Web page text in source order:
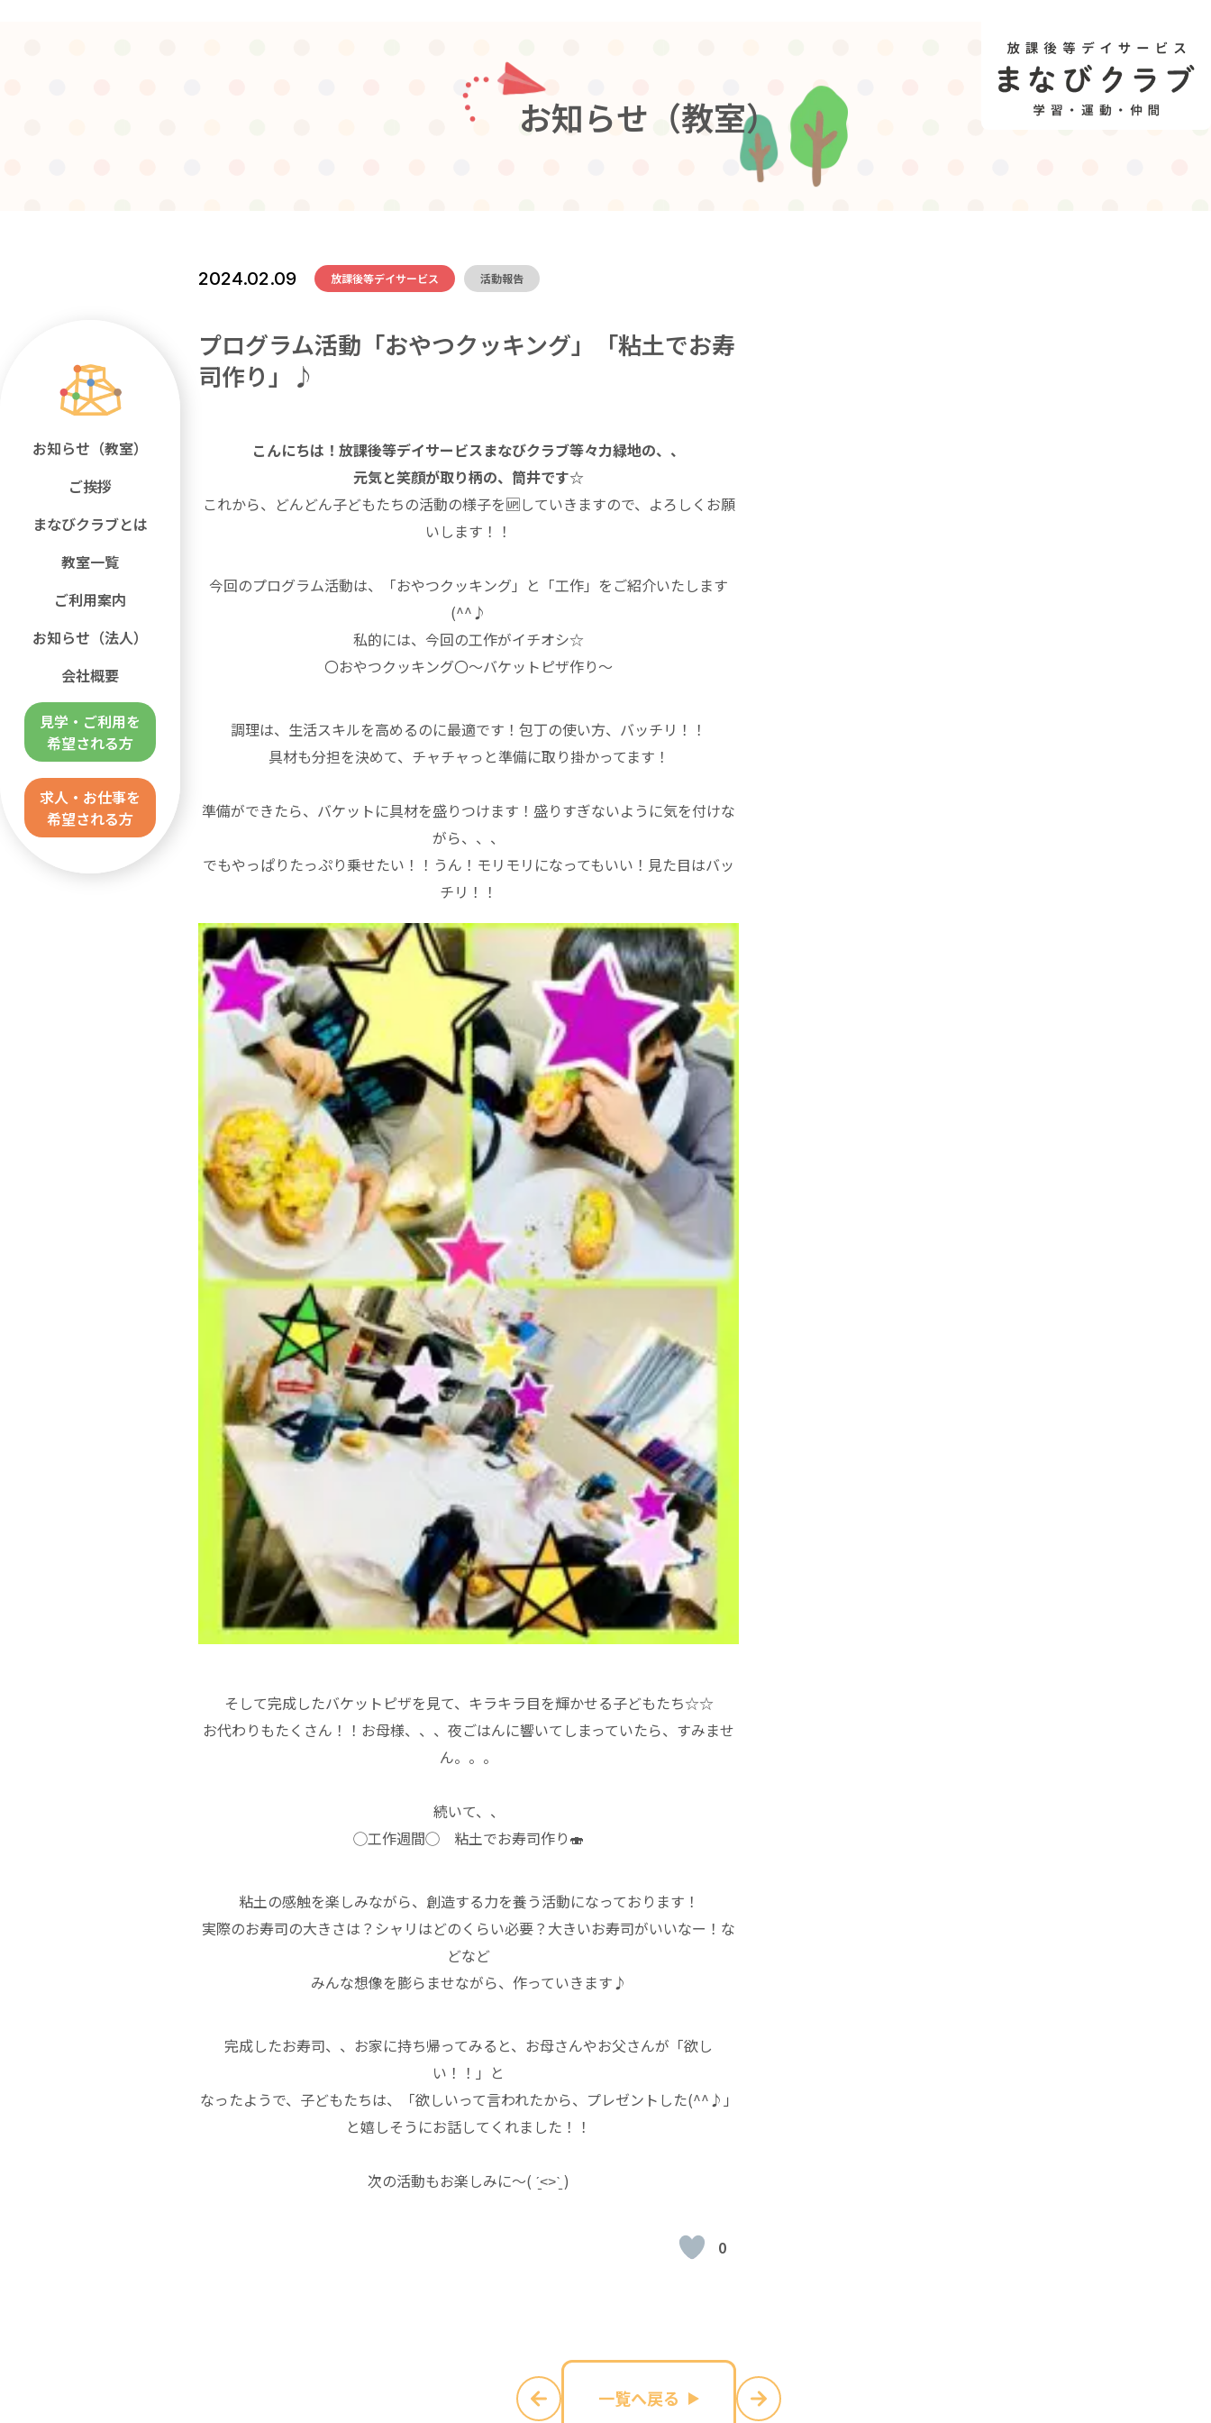
お知らせ（教室）
ご挨拶
まなびクラブとは
教室一覧
ご利用案内
お知らせ（法人）
会社概要
見学・ご利用を
希望される方
求人・お仕事を
希望される方
お知らせ （教室）
2024.02.09 放課後等デイサービス 活動報告
プログラム活動「おやつクッキング」「粘土でお寿
司作り」♪
こんにちは！放課後等デイサービスまなびクラブ等々力緑地の、、
元気と笑顔が取り柄の、筒井です☆
これから、どんどん子どもたちの活動の様子を🆙していきますので、よろしくお願
いします！！
今回のプログラム活動は、「おやつクッキング」と「工作」をご紹介いたします
(^^♪
私的には、今回の工作がイチオシ☆
〇おやつクッキング〇～バケットピザ作り～
調理は、生活スキルを高めるのに最適です！包丁の使い方、バッチリ！！
具材も分担を決めて、チャチャっと準備に取り掛かってます！
準備ができたら、バケットに具材を盛りつけます！盛りすぎないように気を付けな
がら、、、
でもやっぱりたっぷり乗せたい！！うん！モリモリになってもいい！見た目はバッ
チリ！！
そして完成したバケットピザを見て、キラキラ目を輝かせる子どもたち☆☆
お代わりもたくさん！！お母様、、、夜ごはんに響いてしまっていたら、すみませ
ん。。。
続いて、、
◯工作週間◯ 粘土でお寿司作り🍣
粘土の感触を楽しみながら、創造する力を養う活動になっております！
実際のお寿司の大きさは？シャリはどのくらい必要？大きいお寿司がいいなー！な
どなど
みんな想像を膨らませながら、作っていきます♪
完成したお寿司、、お家に持ち帰ってみると、お母さんやお父さんが「欲し
い！！」と
なったようで、子どもたちは、「欲しいって言われたから、プレゼントした(^^♪」
と嬉しそうにお話してくれました！！
次の活動もお楽しみに〜( ˊ̱˂˃ˋ̱ )
0
一覧へ戻る